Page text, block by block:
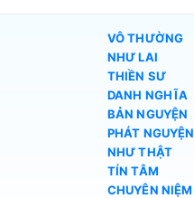
VÔ THƯỜNG
NHƯ LAI
THIỀN SƯ
DANH NGHĨA
BẢN NGUYỆN
PHÁT NGUYỆN
NHƯ THẬT
TÍN TÂM
CHUYÊN NIỆM